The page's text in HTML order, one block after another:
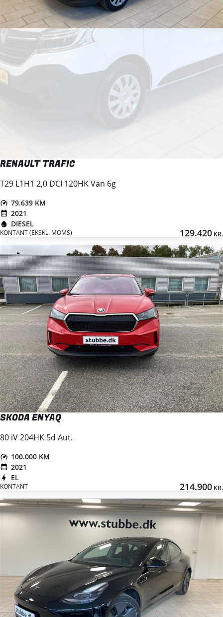
RENAULT TRAFIC
T29 L1H1 2,0 DCI 120HK Van 6g
79.639 KM
2021
DIESEL
KONTANT (EKSKL. MOMS) 129.420 KR.
SKODA ENYAQ
80 iV 204HK 5d Aut.
100.000 KM
2021
EL
KONTANT 214.900 KR.